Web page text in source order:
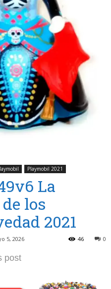
Playmobil 2021
La
los
2021
5, 2026 0
46
post